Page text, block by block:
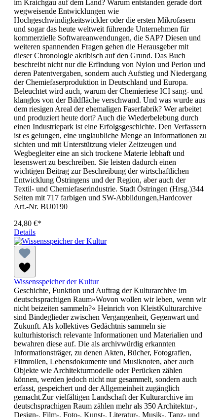
im Kraichgau auf dem Land? Warum entstanden gerade dort
wegweisende Entwicklungen wie
Hochgeschwindigkeitswickler oder die ersten Mikrofasern
und sogar das heute weltweit führende Unternehmen für
kommerzielle Softwareanwendungen, die SAP? Diesen und
weiteren spannenden Fragen gehen die Herausgeber mit
dieser Chronologie akribisch auf den Grund. Das Buch
beschreibt nicht nur die Erfindung von Nylon und Perlon und
deren Patentvergaben, sondern auch Aufstieg und Niedergang
der Chemiefaserproduktion in Deutschland und Europa.
Beleuchtet wird auch, warum der Chemieriese ICI sang- und
klanglos von der Bildfläche verschwand. Und was wurde aus
dem riesigen Areal der ehemaligen Faserfabrik? Wer arbeitet
und produziert heute dort? Auch die Wiederbelebung durch
einen Industriepark ist eine Erfolgsgeschichte. Den Verfassern
ist es gelungen, eine unglaubliche Menge an Informationen zu
sichten und mit Unterstützung vieler Zeitzeugen und
Wegbegleiter eine an sich trockene Materie lebhaft und
lesenswert zu beschreiben. Sie leisten dadurch einen
wichtigen Beitrag zur Beschreibung der wirtschaftlichen
Entwicklung Östringens und der Region, aber auch der
Textil- und Chemiefaserindustrie. Stadt Östringen (Hrsg.)344
Seiten mit 717 farbigen und SW-Abbildungen,Hardcover
Art.-Nr. BU0190
24,80 €*
Details
Wissensspeicher der Kultur
Geschichte, Funktion und Auftrag der Kulturarchive im
deutschsprachigen Raum»Wovon wollen wir leben, wenn wir
nicht beizeiten sammeln?« Heinrich von KleistKulturarchive
sind Bindeglieder zwischen Vergangenheit, Gegenwart und
Zukunft. Als kollektives Gedächtnis sammeln sie
kulturhistorisch relevante Informationen und Materialien und
bewahren diese auf. Die als archivwürdig erkannten
Informationsträger, zu denen Akten, Bücher, Fotografien,
Filmrollen, Lebensdokumente und Musiknoten, aber auch
Objekte wie Architekturmodelle oder Perücken zählen
können, werden jedoch nicht nur gesammelt, sondern auch
erfasst, gespeichert und der Allgemeinheit zugänglich
gemacht.Zur vielfältigen Landschaft der Kulturarchive im
deutschsprachigen Raum zählen mehr als 350 Architektur-,
Design-, Film-, Foto-, Kunst-, Literatur-, Musik-, Tanz- und